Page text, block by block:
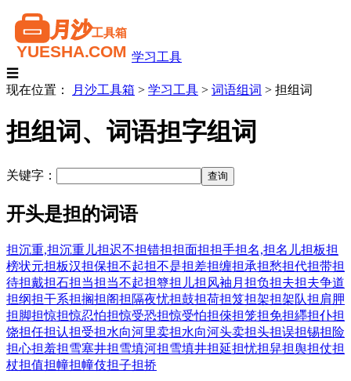
学习工具
☰
现在位置：
月沙工具箱 > 学习工具 > 词语组词 > 担组词
担组词、词语担字组词
关键字：
开头是担的词语
担沉重,担沉重儿担迟不担错担担面担担手担名,担名儿担板担
榜状元担板汉担保担不起担不是担差担缠担承担愁担代担带担
待担戴担石担当担当不起担簦担儿担风袖月 担负担夫担夫争道
担纲担干系担搁担阁担隔夜忧担鼓担荷担笈担架担架队担肩胛
担脚担惊担惊忍怕担惊受恐担惊受怕担倈担笼担免担纆担仆担
饶担任担认担受担水向河里卖担水向河头卖担头担误担锡担险
担心担羞担雪塞井担雪填河担雪填井担延担忧担舁担舆担仗担
杖担值担幢担幢伎担子担挢